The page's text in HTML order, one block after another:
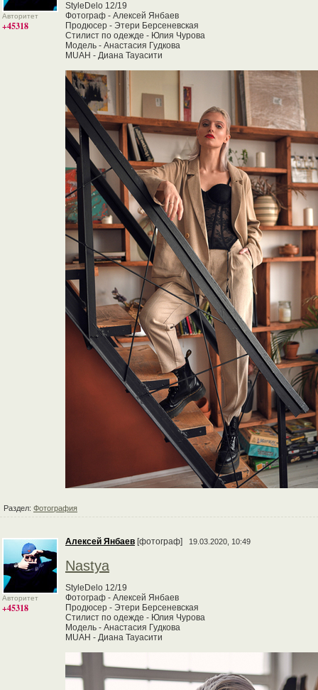
Авторитет
+45318
StyleDelo 12/19
Фотограф - Алексей Янбаев
Продюсер - Этери Берсеневская
Стилист по одежде - Юлия Чурова
Модель - Анастасия Гудкова
MUAH - Диана Тауасити
Раздел: Фотография
Авторитет
+45318
Алексей Янбаев [фотограф] 19.03.2020, 10:49
Nastya
StyleDelo 12/19
Фотограф - Алексей Янбаев
Продюсер - Этери Берсеневская
Стилист по одежде - Юлия Чурова
Модель - Анастасия Гудкова
MUAH - Диана Тауасити